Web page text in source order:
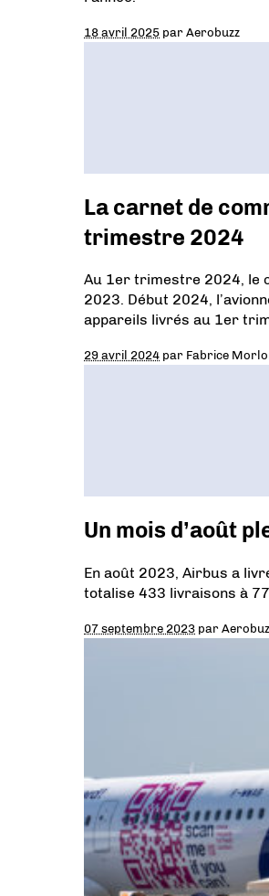
18 avril 2025 parAerobuzz
La carnet de
trimestre 2024
Au 1er trimestre 2024, le
2023. Début 2024,
appareils livrés au 1er
29 avril 2024 par Fabrice
Un mois d’août
En août 2023, Airbus a
totalise 433 livraisons à
07 septembre 2023 par